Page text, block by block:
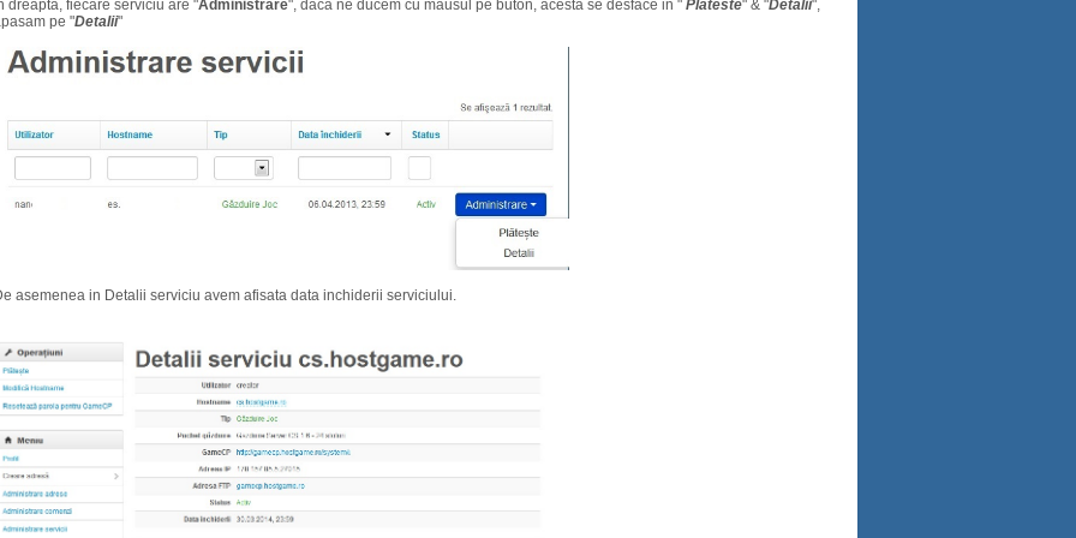
dreapta, fiecare serviciu are "Administrare", daca ne ducem cu mausul pe buton, acesta se desface in " Plateste" & "Detalii",
pe "Detalii"
asemenea in Detalii serviciu avem afisata data inchiderii serviciului.